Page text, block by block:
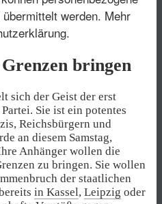
werden. Mehr
bringen
sich der Geist der erst
Sie ist ein potentes
Reichsbürgern und
an diesem Samstag,
Anhänger wollen die
zu bringen. Sie wollen
der staatlichen
in Kassel, Leipzig oder